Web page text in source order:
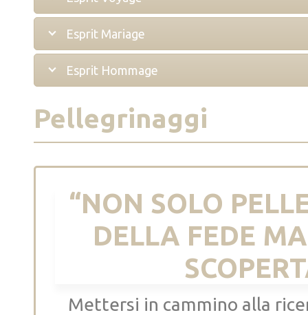
Esprit Mariage
Esprit Hommage
Pellegrinaggi
“NON SOLO
DELLA FEDE
Mettersi in cammino alla